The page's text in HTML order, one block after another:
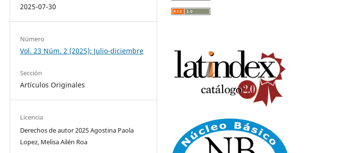
2025-07-30
Número
Vol. 23 Núm. 2 (2025): Julio-diciembre
Sección
Artículos Originales
Licencia
Derechos de autor 2025 Agostina Paola
Lopez, Melisa Ailén Roa